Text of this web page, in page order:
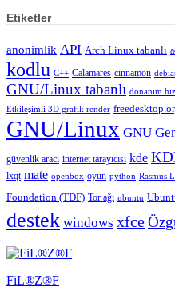
Etiketler
anonimlik API Arch Linux tabanlı
kodlu C++ Calamares cinnamon
GNU/Linux tabanlı donanım
Etkileşimli 3D grafik render
GNU/Linux GNU
güvenlik aracı internet tarayıcısı kde
lxqt mate openbox oyun python Rasmus
Foundation (TDF) Tor ağı ubuntu
destek windows xfce
FiL®Z®F